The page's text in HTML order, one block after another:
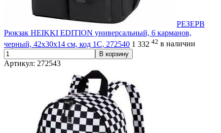
РЕЗЕРВ
Рюкзак HEIKKI EDITION универсальный, 6 карманов,
черный, 42х30х14 см, код 1С, 272540 1 332 42 в наличии
В корзину
Артикул: 272543